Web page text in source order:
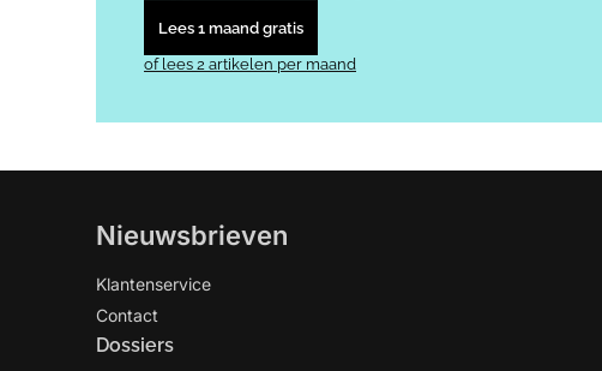
Lees 1 maand gratis
of lees 2 artikelen per maand
Nieuwsbrieven
Klantenservice
Contact
Dossiers